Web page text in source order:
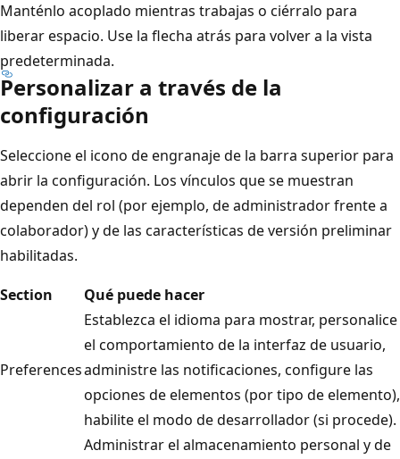
Manténlo acoplado mientras trabajas o ciérralo para
liberar espacio. Use la flecha atrás para volver a la vista
predeterminada.
Personalizar a través de la
configuración
Seleccione el icono de engranaje de la barra superior para
abrir la configuración. Los vínculos que se muestran
dependen del rol (por ejemplo, de administrador frente a
colaborador) y de las características de versión preliminar
habilitadas.
Section
Qué puede hacer
Preferences
Establezca el idioma para mostrar, personalice
el comportamiento de la interfaz de usuario,
administre las notificaciones, configure las
opciones de elementos (por tipo de elemento),
habilite el modo de desarrollador (si procede).
Administrar el almacenamiento personal y de